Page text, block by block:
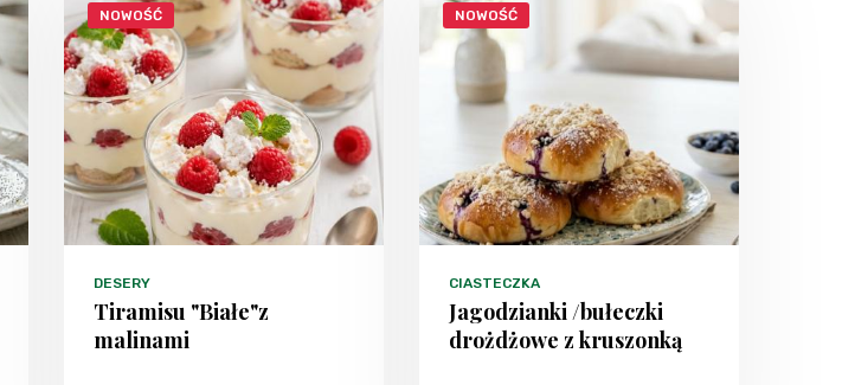
NOWOŚĆ
DESERY
Tiramisu "Białe"z
malinami
NOWOŚĆ
CIASTECZKA
Jagodzianki /bułeczki
drożdżowe z kruszonką